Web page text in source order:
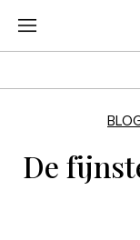
De